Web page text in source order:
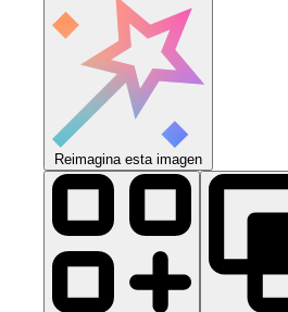
Reimagina esta imagen